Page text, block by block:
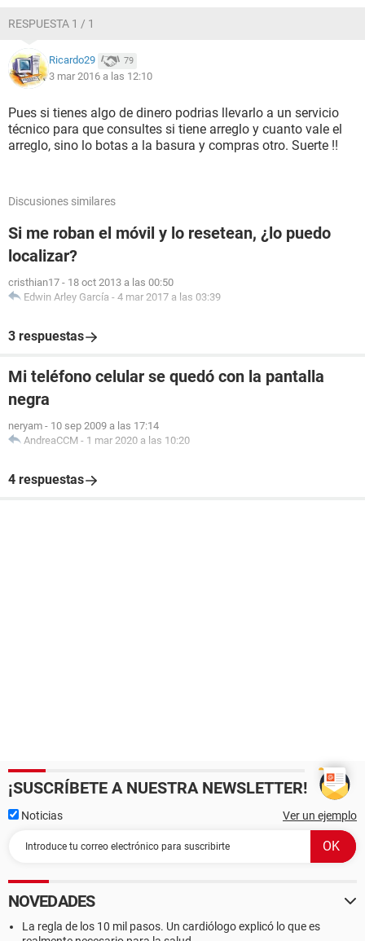
RESPUESTA 1 / 1
Ricardo29 79
3 mar 2016 a las 12:10
Pues si tienes algo de dinero podrias llevarlo a un servicio
técnico para que consultes si tiene arreglo y cuanto vale el
arreglo, sino lo botas a la basura y compras otro. Suerte !!
Discusiones similares
Si me roban el móvil y lo resetean, ¿lo puedo
localizar?
cristhian17 - 18 oct 2013 a las 00:50
Edwin Arley García - 4 mar 2017 a las 03:39
3 respuestas
Mi teléfono celular se quedó con la pantalla
negra
neryam - 10 sep 2009 a las 17:14
AndreaCCM - 1 mar 2020 a las 10:20
4 respuestas
¡SUSCRÍBETE A NUESTRA NEWSLETTER!
Noticias Ver un ejemplo
NOVEDADES
La regla de los 10 mil pasos. Un cardiólogo explicó lo que es